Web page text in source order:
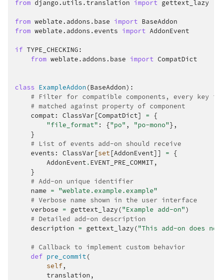
from django.utils.translation import gettext_lazy
from weblate.addons.base import BaseAddon
from weblate.addons.events import AddonEvent
if TYPE_CHECKING :
from weblate.addons.base import CompatDict
class ExampleAddon(BaseAddon):
# Filter for compatible components, every key is
# matched against property of component
compat : ClassVar [CompatDict] = {
"file_format" : {"po" , "po-mono"},
}
# List of events add-on should receive
events : ClassVar [set [AddonEvent]] = {
AddonEvent . EVENT_PRE_COMMIT,
}
# Add-on unique identifier
name = "weblate.example.example"
# Verbose name shown in the user interface
verbose = gettext_lazy("Example add-on")
# Detailed add-on description
description = gettext_lazy("This add-on does
# Callback to implement custom behavior
def pre_commit(
self,
translation ,